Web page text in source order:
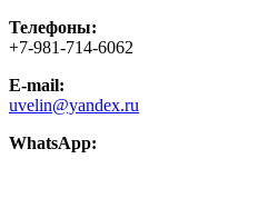
Телефоны:
+7-981-714-6062
E-mail:
uvelin@yandex.ru
WhatsApp: